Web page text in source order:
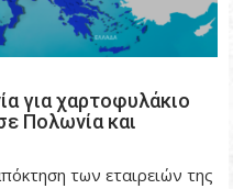
για χαρτοφυλάκιο
Πολωνία και
των εταιρειών της